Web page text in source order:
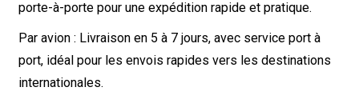
porte-à-porte pour une expédition rapide et pratique.
Par avion : Livraison en 5 à 7 jours, avec service port à
port, idéal pour les envois rapides vers les destinations
internationales.